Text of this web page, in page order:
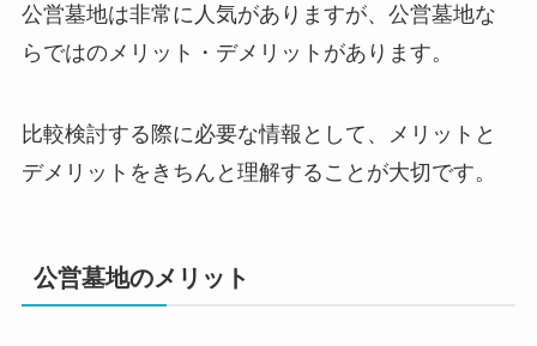
公営墓地は非常に人気がありますが、公営墓地な
らではのメリット・デメリットがあります。
比較検討する際に必要な情報として、メリットと
デメリットをきちんと理解することが大切です。
公営墓地のメリット